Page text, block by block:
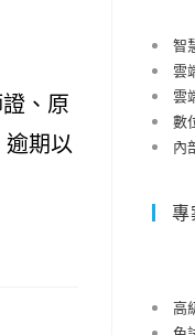
、原
期以
智
雲
雲
數
內
專
高